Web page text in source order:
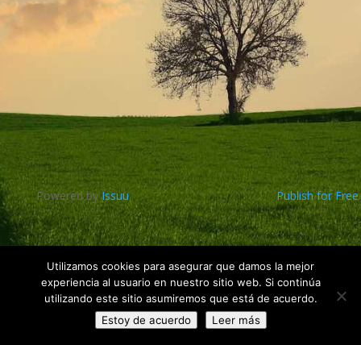
Powered byIssuu Publish for Free
Paintball Sport Córdoba © 2002 - 2022 ·Aviso Legal
Utilizamos cookies para asegurar que damos la mejor
experiencia al usuario en nuestro sitio web. Si continúa
utilizando este sitio asumiremos que está de acuerdo.
Estoy de acuerdo
Leer más